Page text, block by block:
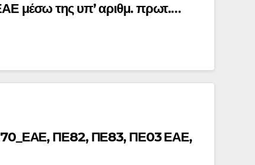
μέσω της υπ’ αριθμ. πρωτ.
πρόσκλησης της
ΠΕ82, ΠΕ83, ΠΕ03 ΕΑΕ,